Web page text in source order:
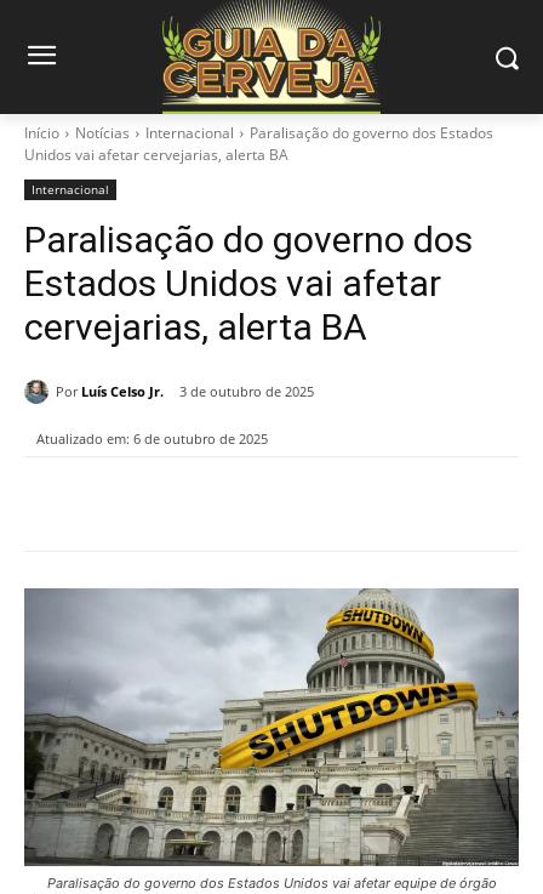
Início Notícias Internacional
Paralisação do governo dos Estados
Unidos vai afetar cervejarias, alerta BA
Internacional
Paralisação do governo dos
Estados Unidos vai afetar
cervejarias, alerta BA
Por Luís Celso Jr. 3 de outubro de 2025
Atualizado em: 6 de outubro de 2025
Paralisação do governo dos Estados Unidos vai afetar equipe de órgão